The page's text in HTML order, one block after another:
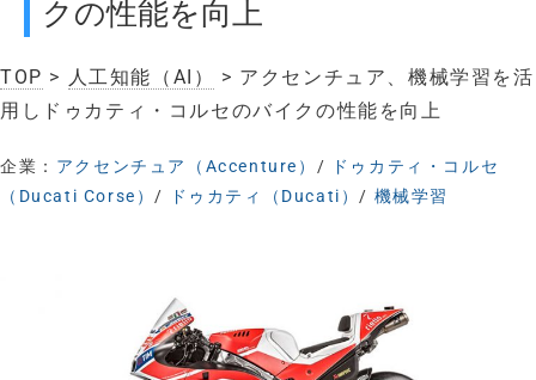
クの性能を向上
TOP > 人工知能（AI）
> アクセンチュア、機械学習を活
用しドゥカティ・コルセのバイクの性能を向上
企業： アクセンチュア（Accenture） /
ドゥカティ・コルセ
（Ducati Corse）/ ドゥカティ（Ducati）/ 機械学習